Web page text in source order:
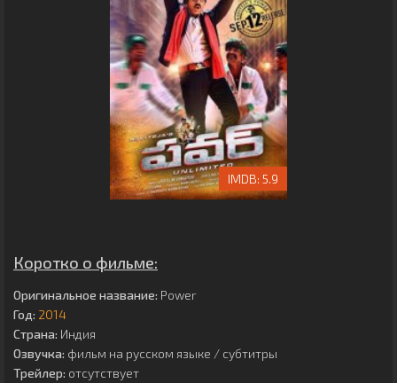
5.9
Коротко о фильме:
Оригинальное название: Power
Год: 2014
Страна: Индия
Озвучка: фильм на русском языке / субтитры
Трейлер: отсутствует